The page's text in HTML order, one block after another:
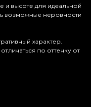
и высоте для идеальной
возможные неровности
характер.
по оттенку от